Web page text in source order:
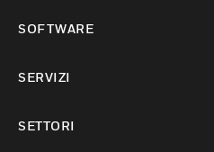
SOFTWARE
SERVIZI
SETTORI